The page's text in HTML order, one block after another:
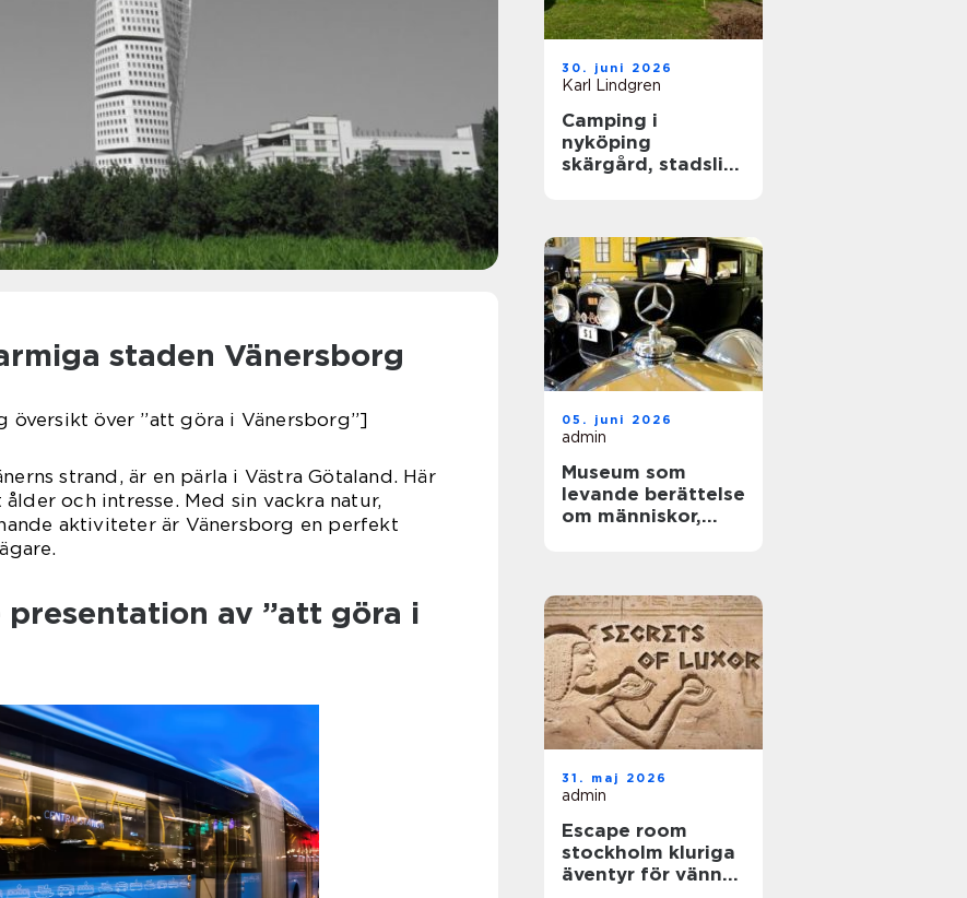
staden Vänersborg
översikt över ”att göra i Vänersborg”]
strand, är en pärla i Västra Götaland. Här
och intresse. Med sin vackra natur,
aktiviteter är Vänersborg en perfekt
av ”att göra i
30. juni 2026
Karl Lindgren
Camping i
nyköping
skärgård, stadsliv
05. juni 2026
admin
Museum som
levande berättelse
om människor,
31. maj 2026
admin
Escape room
stockholm kluriga
äventyr för vänner,